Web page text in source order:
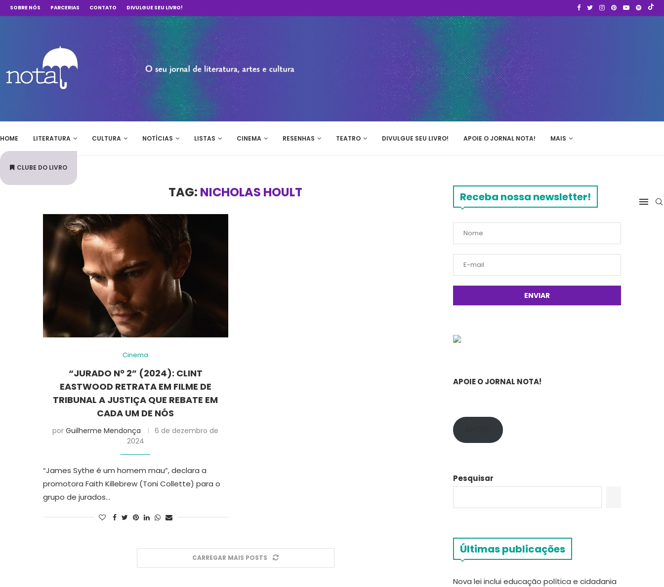
SOBRE NÓS PARCERIAS CONTATO DIVULGUE SEU LIVRO!
HOME LITERATURA CULTURA NOTÍCIAS LISTAS CINEMA RESENHAS TEATRO DIVULGUE SEU LIVRO! APOIE O JORNAL NOTA! MAIS
CLUBE DO LIVRO
TAG: NICHOLAS HOULT
Cinema
“JURADO Nº 2” (2024): CLINT
EASTWOOD RETRATA EM FILME DE
TRIBUNAL A JUSTIÇA QUE REBATE EM
CADA UM DE NÓS
porGuilherme Mendonça
6 de dezembro de
2024
“James Sythe é um homem mau”, declara a
promotora Faith Killebrew (Toni Collette) para o
grupo de jurados…
CARREGAR MAIS POSTS
Receba nossa newsletter!
APOIE O JORNAL NOTA!
Pesquisar
Últimas publicações
Nova lei inclui educação política e cidadania